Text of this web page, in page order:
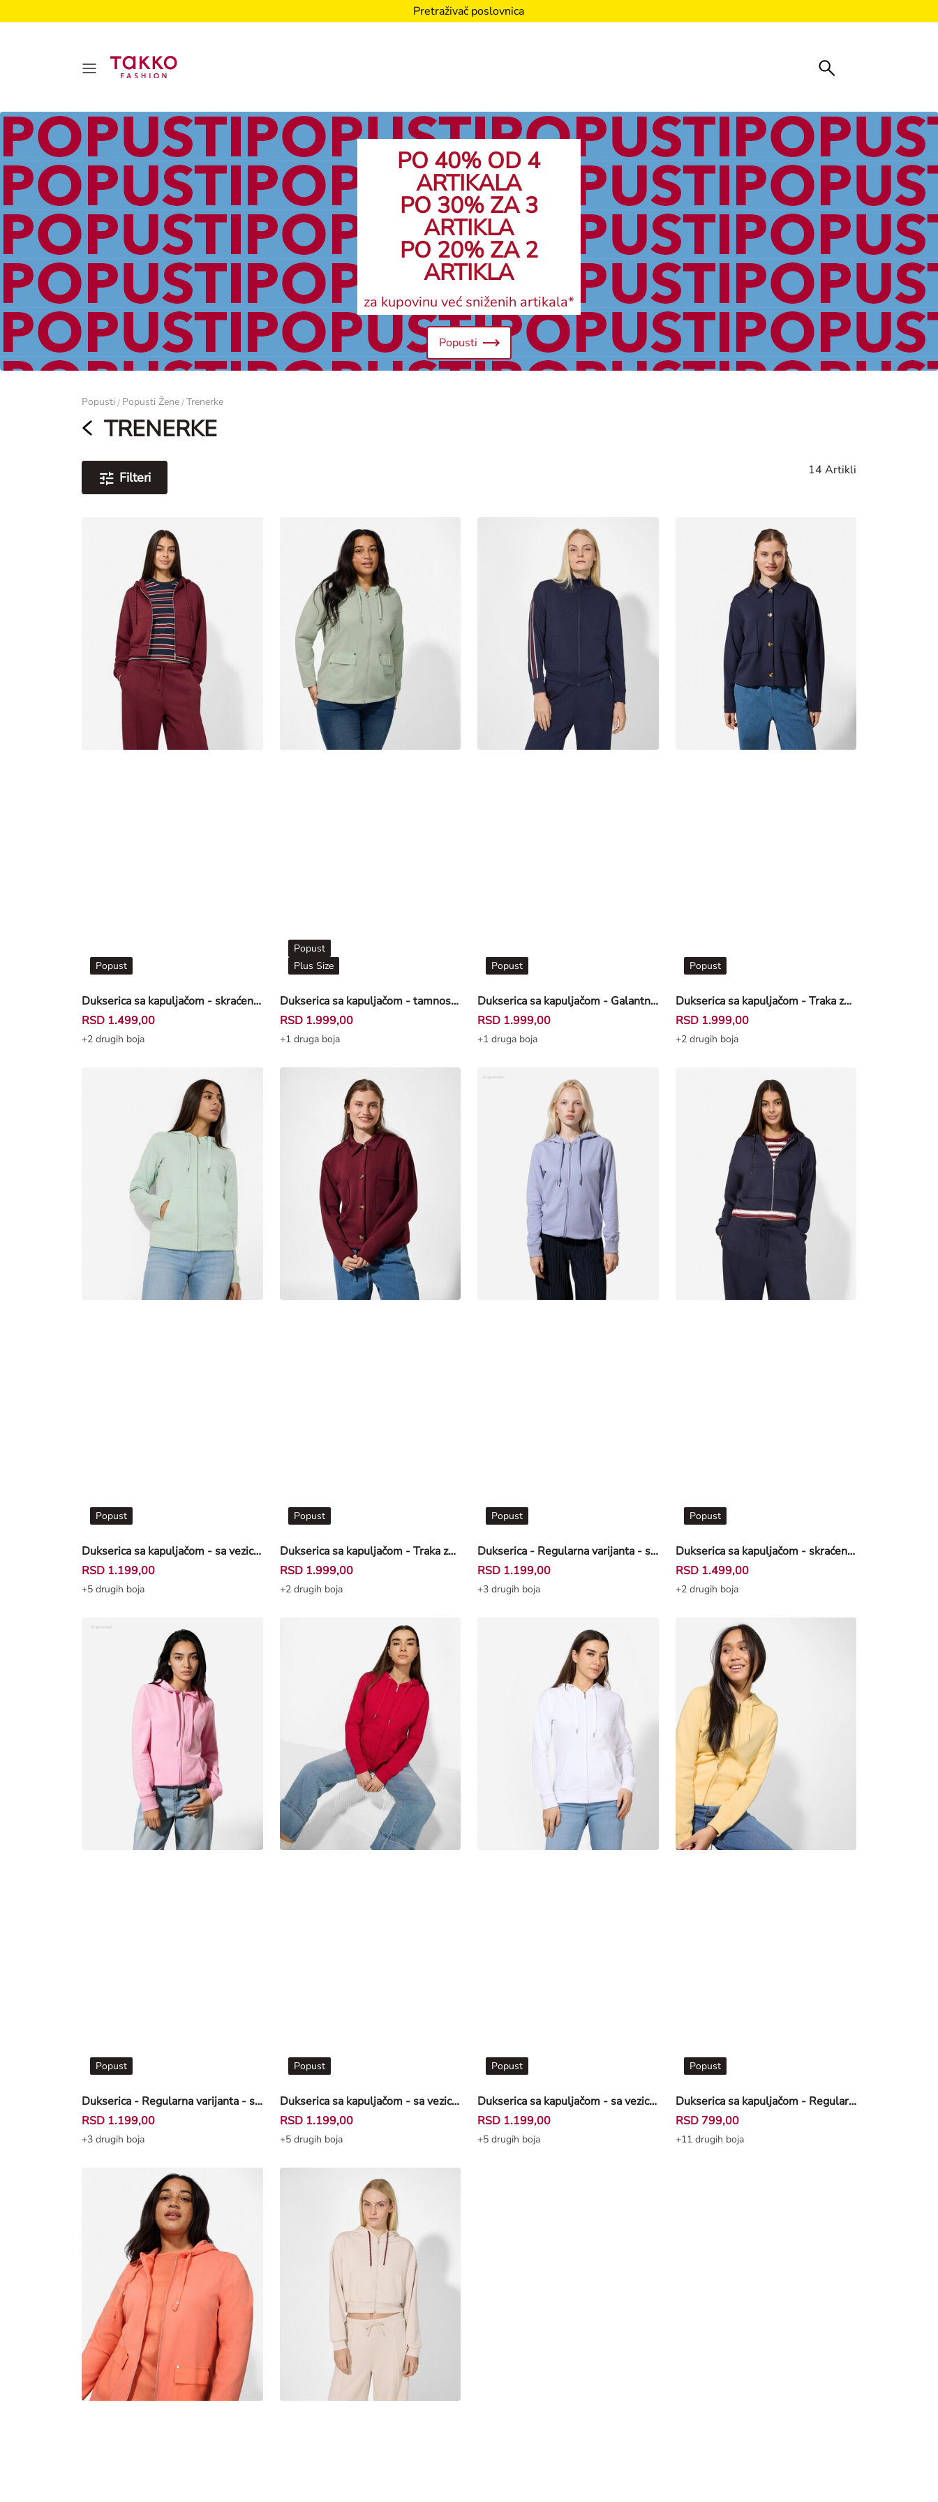
Pretraživač poslovnica
PO 40% OD 4
ARTIKALA
PO 30% ZA 3
ARTIKLA
PO 20% ZA 2
ARTIKLA
za kupovinu već sniženih artikala*
Popusti
Popusti / Popusti Žene / Trenerke
TRENERKE
Filteri 14 Artikli
Dukserica sa kapuljačom - skraćen - tamnocrvena
Popust
RSD 1.499,00
+2 drugih boja
Dukserica sa kapuljačom - tamnosiva
Popust
Plus Size
RSD 1.999,00
+1 druga boja
Dukserica sa kapuljačom - Galantne pruge - tamnoplava
Popust
RSD 1.999,00
+1 druga boja
Dukserica sa kapuljačom - Traka za dugmad - tamnoplava
Popust
RSD 1.999,00
+2 drugih boja
Dukserica sa kapuljačom - sa vezicom - mint zelena
Popust
RSD 1.199,00
+5 drugih boja
Dukserica sa kapuljačom - Traka za dugmad - tamnocrvena
Popust
RSD 1.999,00
+2 drugih boja
Dukserica - Regularna varijanta - svetloplava
Popust
RSD 1.199,00
+3 drugih boja
Dukserica sa kapuljačom - skraćen - tamnoplava
Popust
RSD 1.499,00
+2 drugih boja
Dukserica - Regularna varijanta - svetloljubičasta
Popust
RSD 1.199,00
+3 drugih boja
Dukserica sa kapuljačom - sa vezicom - crvena
Popust
RSD 1.199,00
+5 drugih boja
Dukserica sa kapuljačom - sa vezicom - bela
Popust
RSD 1.199,00
+5 drugih boja
Dukserica sa kapuljačom - Regularna varijanta - svetložuta
Popust
RSD 799,00
+11 drugih boja